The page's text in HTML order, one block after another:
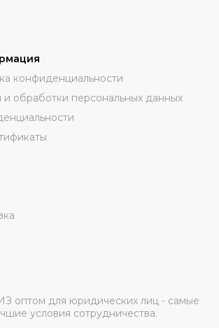
конфиденциальности
и обработки персональных данных
оптом для юридических лиц - самые
условия сотрудничества.